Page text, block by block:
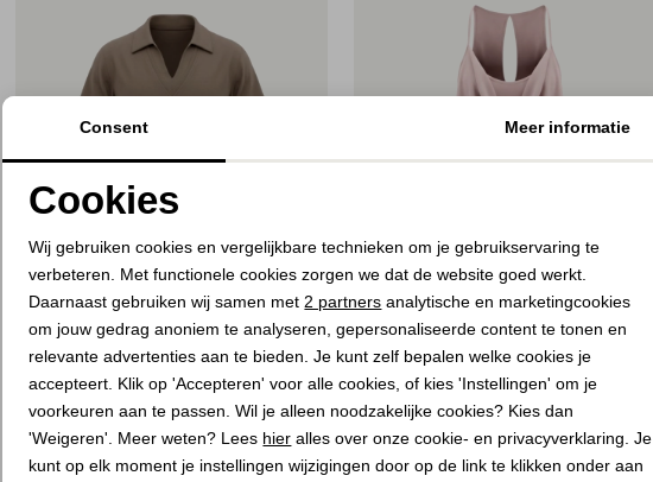
AÍMÉE THE LABEL
kaki kaki
50,00 99,95
AÍMÉE THE LABEL
pink pink
40,00 79,95
Analytische cookies Marketing cookies
Consent Meer informatie
Cookies
Wij gebruiken cookies en vergelijkbare technieken om je gebruikservaring te
verbeteren. Met functionele cookies zorgen we dat de website goed werkt.
Daarnaast gebruiken wij samen met 2 partners analytische en marketingcookies
om jouw gedrag anoniem te analyseren, gepersonaliseerde content te tonen en
relevante advertenties aan te bieden. Je kunt zelf bepalen welke cookies je
accepteert. Klik op 'Accepteren' voor alle cookies, of kies 'Instellingen' om je
voorkeuren aan te passen. Wil je alleen noodzakelijke cookies? Kies dan
'Weigeren'. Meer weten? Lees hier alles over onze cookie- en privacyverklaring. Je
kunt op elk moment je instellingen wijzigingen door op de link te klikken onder aan